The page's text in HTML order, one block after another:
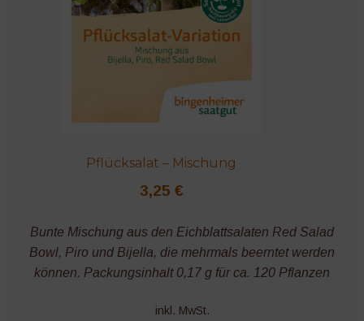
Pflücksalat – Mischung
3,25 €
Bunte Mischung aus den Eichblattsalaten Red Salad
Bowl, Piro und Bijella, die mehrmals beerntet werden
können. Packungsinhalt 0,17 g für ca. 120 Pflanzen
inkl. MwSt.